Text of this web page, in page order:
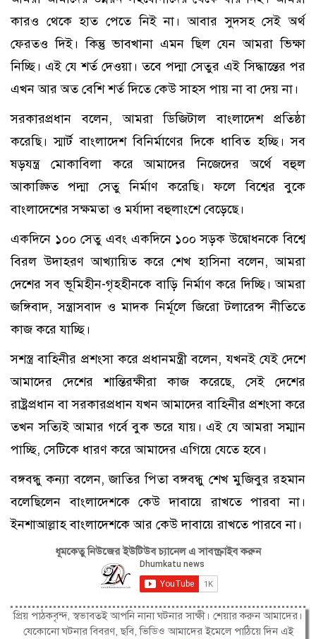
কারও থেকে হাত পেতে নিই না। আবার সুদসহ সেই অর্থ
ফেরতও দিই। কিন্তু ভাবখানা এমন ছিল যেন আমরা ভিক্ষা
নিচ্ছি। এই যে শর্ত দেওয়া। তবে পদ্মা সেতুর এই সিদ্ধান্তের পর
এখন আর অত বেশি শর্ত দিতে কেউ সাহস পায় না বা দেয় না।
সরকারপ্রধান বলেন, আমরা ডিজিটাল বাংলাদেশ প্রতিষ্ঠা
করেছি। স্মার্ট বাংলাদেশ বিনির্মাণের দিকে ধাবিত হচ্ছি। সব
ষড়যন্ত্র মোকাবিলা করে আমাদের নিজেদের অর্থে বহুল
আকাঙ্ক্ষিত পদ্মা সেতু নির্মাণ করেছি। ফলে বিশ্বের বুকে
বাংলাদেশের সক্ষমতা ও মর্যাদা বহুলাংশে বেড়েছে।
একদিনে ১০০ সেতু এবং একদিনে ১০০ সড়ক উদ্বোধনকে বিশ্বে
বিরল উদাহরণ আখ্যায়িত করে শেখ হাসিনা বলেন, আমরা
দেশের সব ভূমিহীন-গৃহহীনকে বাড়ি নির্মাণ করে দিচ্ছি। আমরা
জঙ্গিবাদ, সন্ত্রাসবাদ ও মাদক নির্মূলে জিরো টলারেন্স নীতিতে
কাজ করে যাচ্ছি।
সশস্ত্র বাহিনীর প্রশংসা করে প্রধানমন্ত্রী বলেন, যখনই যেই দেশে
আমাদের দেশের শান্তিরক্ষীরা কাজ করেছে, সেই দেশের
রাষ্ট্রপ্রধান বা সরকারপ্রধান যখন আমাদের বাহিনীর প্রশংসা করে
তখন সত্যিই আমার গর্বে বুক ভরে যায়। এই যে আমরা সম্মান
পাচ্ছি, সেটিকে ধারণ করে আমাদের এগিয়ে যেতে হবে।
বঙ্গবন্ধু কন্যা বলেন, জাতির পিতা বঙ্গবন্ধু শেখ মুজিবুর রহমান
বলেছিলেন বাংলাদেশকে কেউ দাবায়ে রাখতে পারবা না।
ইনশাআল্লাহ বাংলাদেশকে আর কেউ দাবায়ে রাখতে পারবে না।
ধূমকেতু নিউজের ইউটিউব চ্যানেল এ সাবস্ক্রাইব করুন
প্রিয় পাঠকবৃন্দ, স্বভাবতই আপনি নানা ঘটনার সাক্ষী। শেয়ার করুন আমাদের।
যেকোনো ঘটনার বিবরণ, ছবি, ভিডিও আমাদের ইমেলে পাঠিয়ে দিন এই